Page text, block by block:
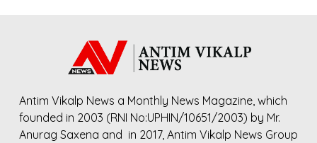
Antim Vikalp News a Monthly News Magazine, which
founded in 2003 (RNI No:UPHIN/10651/2003) by Mr.
Anurag Saxena and in 2017, Antim Vikalp News Group